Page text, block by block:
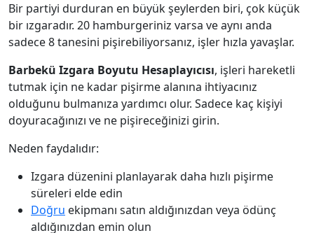
Bir partiyi durduran en büyük şeylerden biri, çok küçük
bir ızgaradır. 20 hamburgeriniz varsa ve aynı anda
sadece 8 tanesini pişirebiliyorsanız, işler hızla yavaşlar.
Barbekü Izgara Boyutu Hesaplayıcısı, işleri hareketli
tutmak için ne kadar pişirme alanına ihtiyacınız
olduğunu bulmanıza yardımcı olur. Sadece kaç kişiyi
doyuracağınızı ve ne pişireceğinizi girin.
Neden faydalıdır:
Izgara düzenini planlayarak daha hızlı pişirme
süreleri elde edin
Doğru ekipmanı satın aldığınızdan veya ödünç
aldığınızdan emin olun